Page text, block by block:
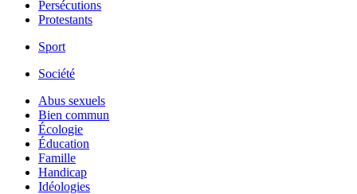
Persécutions
Protestants
Sport
Société
Abus sexuels
Bien commun
Écologie
Éducation
Famille
Handicap
Idéologies